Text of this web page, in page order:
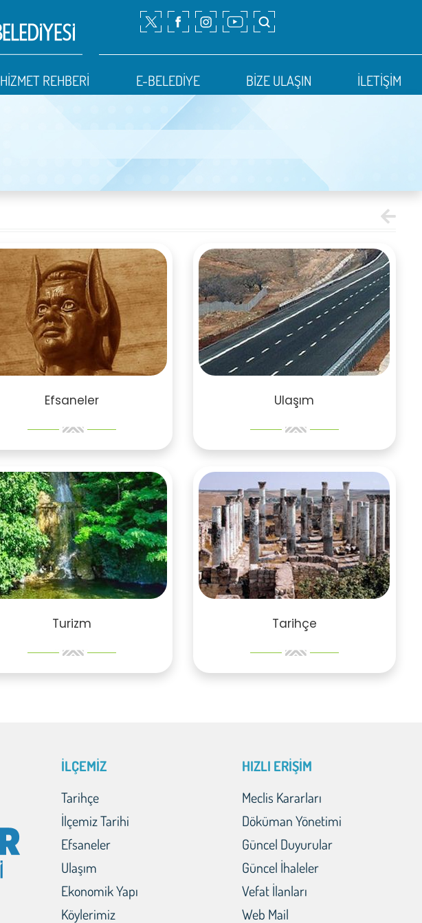
HİZMET REHBERİ E-BELEDİYE BİZE ULAŞIN İLETİŞİM
Efsaneler Ulaşım
Turizm Tarihçe
İLÇEMİZ
Tarihçe
İlçemiz Tarihi
Efsaneler
Ulaşım
Ekonomik Yapı
Köylerimiz
HIZLI ERİŞİM
Meclis Kararları
Döküman Yönetimi
Güncel Duyurular
Güncel İhaleler
Vefat İlanları
Web Mail